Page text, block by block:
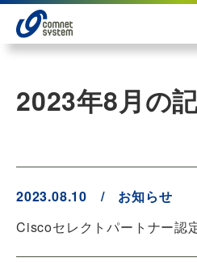
2023年8月の
2023.08.10 / お知らせ
Ciscoセレクトパートナー認